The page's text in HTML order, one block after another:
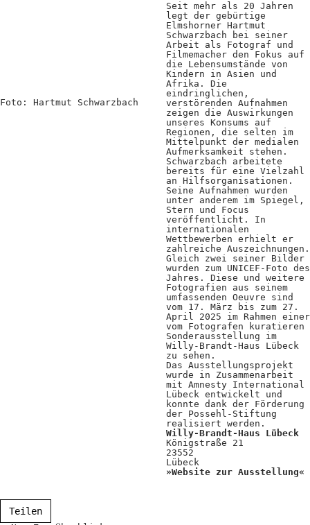
Presseausweis
Foto: Hartmut Schwarzbach
Seit mehr als 20 Jahren
legt der gebürtige
Elmshorner Hartmut
Schwarzbach bei seiner
Arbeit als Fotograf und
Filmemacher den Fokus auf
die Lebensumstände von
Kindern in Asien und
Afrika. Die
eindringlichen,
verstörenden Aufnahmen
zeigen die Auswirkungen
unseres Konsums auf
Regionen, die selten im
Mittelpunkt der medialen
Aufmerksamkeit stehen.
Schwarzbach arbeitete
bereits für eine Vielzahl
an Hilfsorganisationen.
Seine Aufnahmen wurden
unter anderem im Spiegel,
Stern und Focus
veröffentlicht. In
internationalen
Wettbewerben erhielt er
zahlreiche Auszeichnungen.
Gleich zwei seiner Bilder
wurden zum UNICEF-Foto des
Jahres. Diese und weitere
Fotografien aus seinem
umfassenden Oeuvre sind
vom 17. März bis zum 27.
April 2025 im Rahmen einer
vom Fotografen kuratieren
Sonderausstellung im
Willy-Brandt-Haus Lübeck
zu sehen.
Das Ausstellungsprojekt
wurde in Zusammenarbeit
mit Amnesty International
Lübeck entwickelt und
konnte dank der Förderung
der Possehl-Stiftung
realisiert werden.
Willy-Brandt-Haus Lübeck
Königstraße 21
23552
Lübeck
»Website zur Ausstellung«
Teilen